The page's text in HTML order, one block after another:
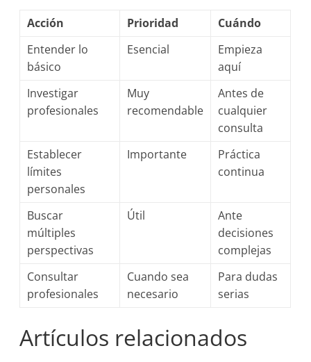
Acción Prioridad
Cuándo
Entender lo
básico
Esencial
Empieza
aquí
Investigar
profesionales
Muy
recomendable
Antes de
cualquier
consulta
Establecer
límites
personales
Importante
Práctica
continua
Buscar
múltiples
perspectivas
Útil
Ante
decisiones
complejas
Consultar
profesionales
Cuando sea
necesario
Para dudas
serias
Artículos relacionados